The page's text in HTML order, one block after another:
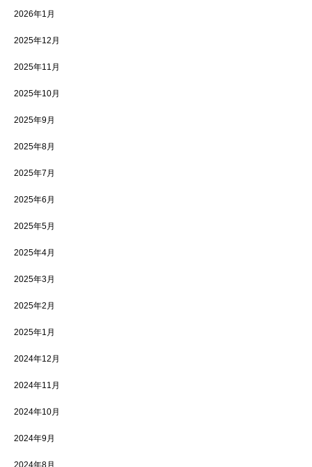
2026年1月
2025年12月
2025年11月
2025年10月
2025年9月
2025年8月
2025年7月
2025年6月
2025年5月
2025年4月
2025年3月
2025年2月
2025年1月
2024年12月
2024年11月
2024年10月
2024年9月
2024年8月